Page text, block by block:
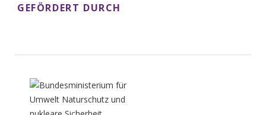
GEFÖRDERT DURCH